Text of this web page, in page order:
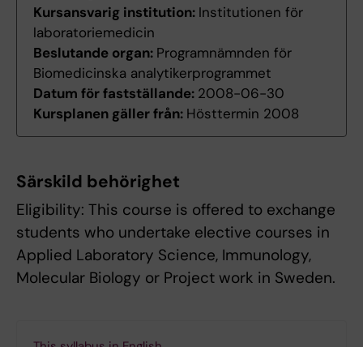
Kursansvarig institution: Institutionen för
laboratoriemedicin
Beslutande organ: Programnämnden för
Biomedicinska analytikerprogrammet
Datum för fastställande: 2008-06-30
Kursplanen gäller från: Hösttermin 2008
Särskild behörighet
Eligibility: This course is offered to exchange
students who undertake elective courses in
Applied Laboratory Science, Immunology,
Molecular Biology or Project work in Sweden.